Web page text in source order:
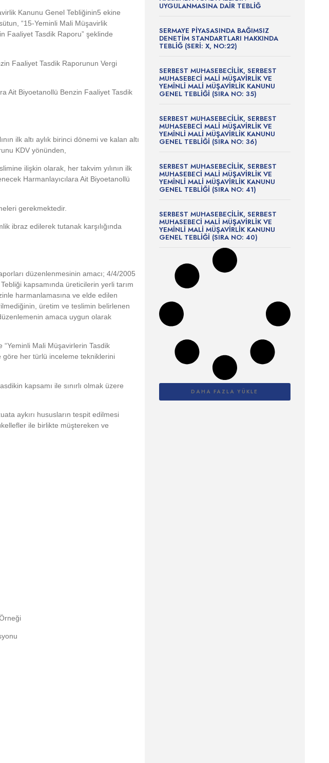
UYGULANMASINA DAİR TEBLİĞ
SERMAYE PİYASASINDA BAĞIMSIZ
DENETİM STANDARTLARI HAKKINDA
TEBLİĞ (SERİ: X, NO:22)
SERBEST MUHASEBECİLİK, SERBEST
MUHASEBECİ MALİ MÜŞAVİRLİK VE
YEMİNLİ MALİ MÜŞAVİRLİK KANUNU
GENEL TEBLİĞİ (SIRA NO: 35)
SERBEST MUHASEBECİLİK, SERBEST
MUHASEBECİ MALİ MÜŞAVİRLİK VE
YEMİNLİ MALİ MÜŞAVİRLİK KANUNU
GENEL TEBLİĞİ (SIRA NO: 36)
SERBEST MUHASEBECİLİK, SERBEST
MUHASEBECİ MALİ MÜŞAVİRLİK VE
YEMİNLİ MALİ MÜŞAVİRLİK KANUNU
GENEL TEBLİĞİ (SIRA NO: 41)
SERBEST MUHASEBECİLİK, SERBEST
MUHASEBECİ MALİ MÜŞAVİRLİK VE
YEMİNLİ MALİ MÜŞAVİRLİK KANUNU
GENEL TEBLİĞİ (SIRA NO: 40)
DAHA FAZLA YÜKLE
Kanunu Genel Tebliğinin5 ekine
“15-Yeminli Mali Müşavirlik
Faaliyet Tasdik Raporu” şeklinde
Faaliyet Tasdik Raporunun Vergi
Ait Biyoetanollü Benzin Faaliyet Tasdik
ilk altı aylık birinci dönemi ve kalan altı
KDV yönünden,
ilişkin olarak, her takvim yılının ilk
Harmanlayıcılara Ait Biyoetanollü
gerekmektedir.
ibraz edilerek tutanak karşılığında
düzenlenmesinin amacı; 4/4/2005
kapsamında üreticilerin yerli tarım
harmanlamasına ve elde edilen
üretim ve teslimin belirlenen
amaca uygun olarak
Mali Müşavirlerin Tasdik
göre her türlü inceleme tekniklerini
kapsamı ile sınırlı olmak üzere
aykırı hususların tespit edilmesi
ile birlikte müştereken ve